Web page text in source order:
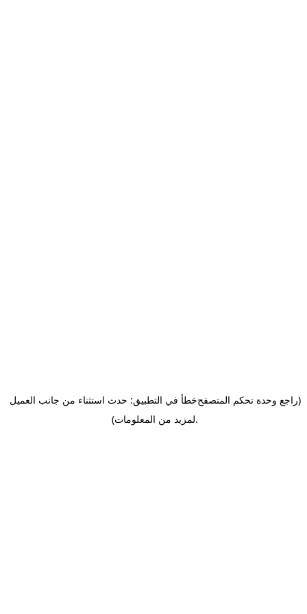
خطأ في التطبيق: حدث استثناء من جانب العميل(راجع وحدة تحكم المتصفح
لمزيد من المعلومات).